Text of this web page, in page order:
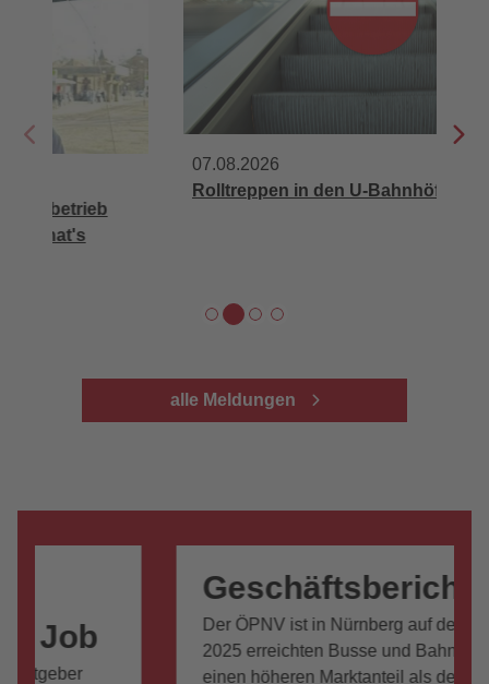
Rolltreppen in den U-Bahnhöfen
alle Meldungen
Geschäftsbericht 2025
Der ÖPNV ist in Nürnberg auf der Überholspur:
2025 erreichten Busse und Bahnen erstmals
einen höheren Marktanteil als der Pkw.